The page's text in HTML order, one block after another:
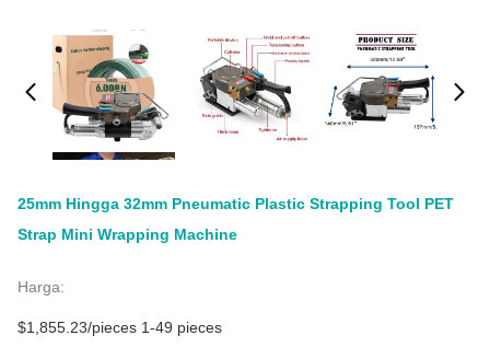
25mm Hingga 32mm Pneumatic Plastic Strapping Tool PET
Strap Mini Wrapping Machine
Harga:
$1,855.23/pieces 1-49 pieces